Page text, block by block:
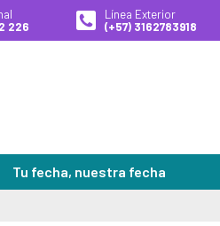
226
Línea Exterior
(+57) 3162783918
Tu fecha, nuestra fecha